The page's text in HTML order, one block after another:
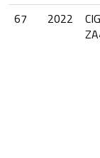
67
2022